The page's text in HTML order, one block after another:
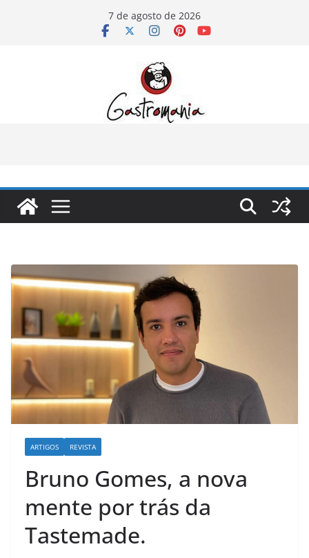
7 de agosto de 2026
ARTIGOS REVISTA
Bruno Gomes, a nova
mente por trás da
Tastemade.